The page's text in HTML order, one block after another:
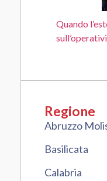
Quando
Regione
Abruzzo
Basilicata
Calabria